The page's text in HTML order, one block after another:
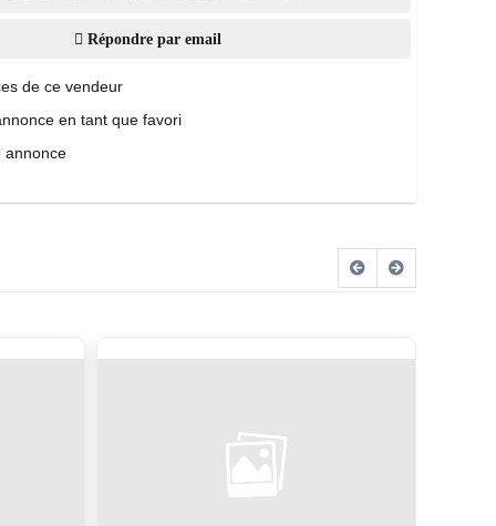
Répondre par email
de ce vendeur
en tant que favori
annonce